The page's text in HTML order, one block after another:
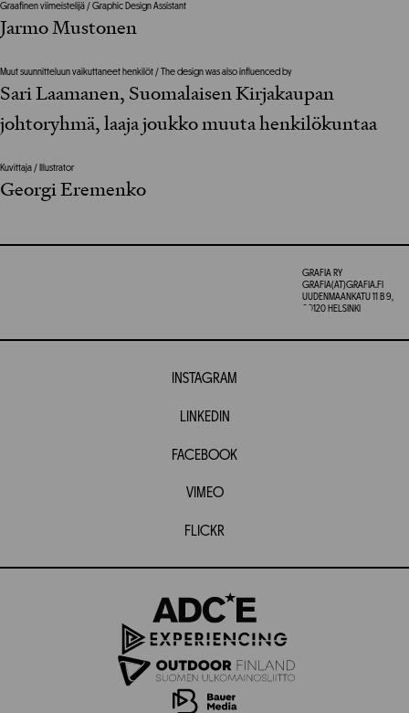
Graafinen viimeistelijä / Graphic Design Assistant
Jarmo Mustonen
Muut suunnitteluun vaikuttaneet henkilöt / The design was also influenced by
Sari Laamanen, Suomalaisen Kirjakaupan
johtoryhmä, laaja joukko muuta henkilökuntaa
Kuvittaja / Illustrator
Georgi Eremenko
GRAFIA RY
GRAFIA(AT)GRAFIA.FI
UUDENMAANKATU 11 B 9,
00120 HELSINKI
INSTAGRAM
LINKEDIN
FACEBOOK
VIMEO
FLICKR